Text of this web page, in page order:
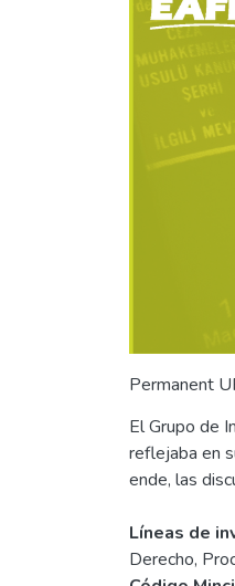
Permanent
El Grupo de
reflejaba en
ende, las
Líneas de
Derecho,